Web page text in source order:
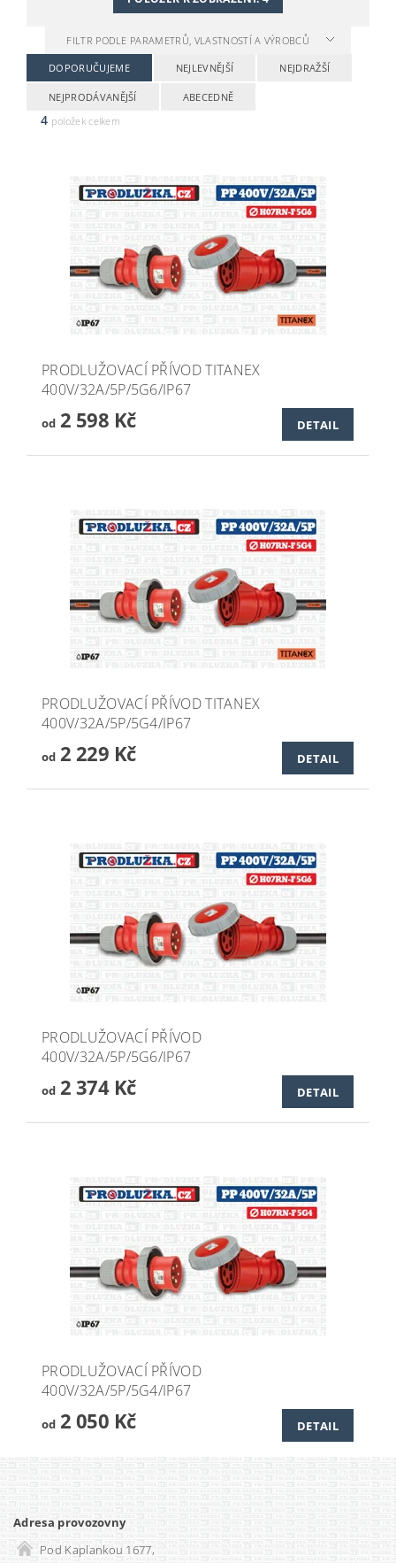
FILTR PODLE PARAMETRŮ, VLASTNOSTÍ A VÝROBCŮ
DOPORUČUJEME NEJLEVNĚJŠÍ NEJDRAŽŠÍ
NEJPRODÁVANĚJŠÍ ABECEDNĚ
4 položek celkem
PRODLUŽOVACÍ PŘÍVOD TITANEX
400V/32A/5P/5G6/IP67
od2 598 Kč DETAIL
PRODLUŽOVACÍ PŘÍVOD TITANEX
400V/32A/5P/5G4/IP67
od2 229 Kč DETAIL
PRODLUŽOVACÍ PŘÍVOD
400V/32A/5P/5G6/IP67
od2 374 Kč DETAIL
PRODLUŽOVACÍ PŘÍVOD
400V/32A/5P/5G4/IP67
od2 050 Kč DETAIL
Adresa provozovny
Pod Kaplankou 1677,